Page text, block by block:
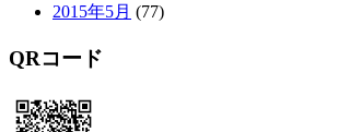
2015年5月 (77)
QRコード